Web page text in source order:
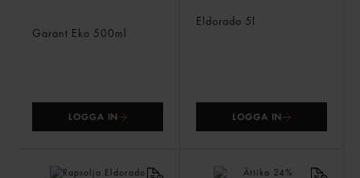
Garant Eko 500ml
LOGGA IN
Eldorado 5l
LOGGA IN